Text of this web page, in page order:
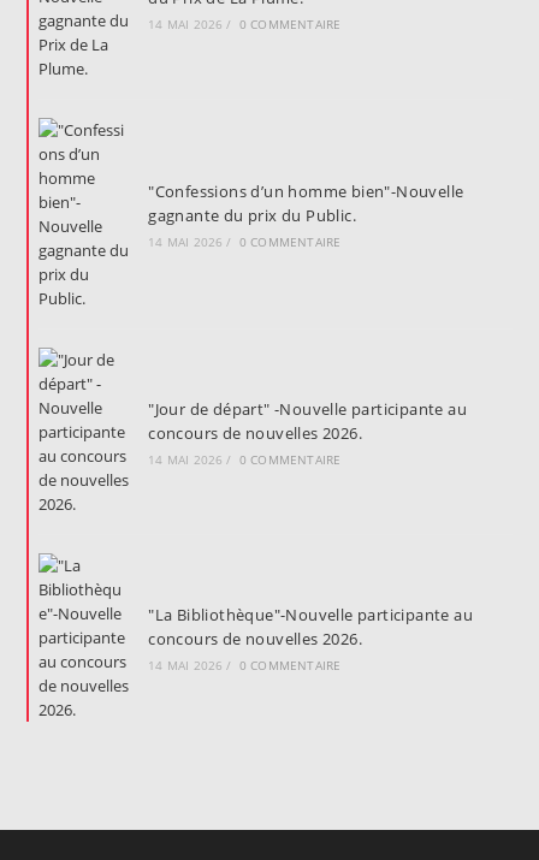
14 MAI 2026 / 0 COMMENTAIRE
"Confessions d’un homme bien"-Nouvelle
gagnante du prix du Public.
14 MAI 2026 / 0 COMMENTAIRE
"Jour de départ" -Nouvelle participante au
concours de nouvelles 2026.
14 MAI 2026 / 0 COMMENTAIRE
"La Bibliothèque"-Nouvelle participante au
concours de nouvelles 2026.
14 MAI 2026 / 0 COMMENTAIRE